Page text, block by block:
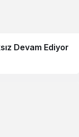
Devam Ediyor